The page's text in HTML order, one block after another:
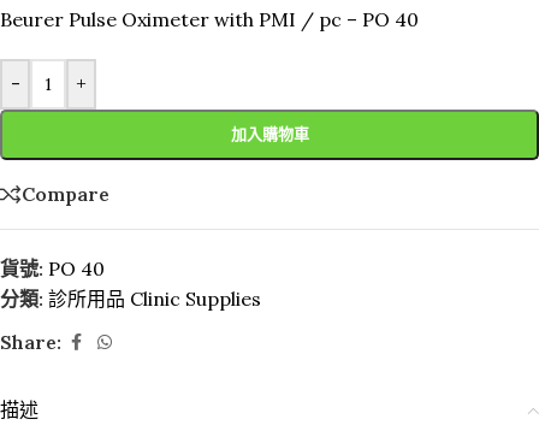
Beurer Pulse Oximeter with PMI / pc – PO 40
- +
加入購物車
Compare
貨號: PO 40
分類: 診所用品 Clinic Supplies
Share:
描述